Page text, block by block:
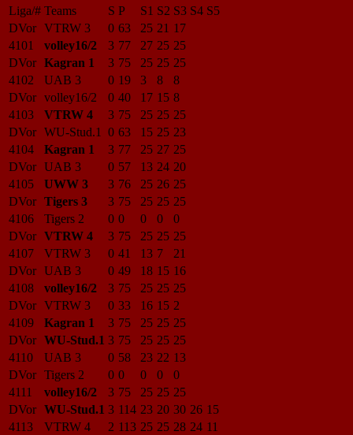
Liga/# Teams S P S1 S2 S3 S4 S5
DVor VTRW 3 0 63 25 21 17
4101
volley16/2 3 77 27 25 25
DVor Kagran 1 3 75 25 25 25
4102
UAB 3 0 19 3 8
8
DVor volley16/2 0 40 17 15 8
4103
VTRW 4 3 75 25 25 25
DVor WU-Stud.1 0 63 15 25 23
4104
Kagran 1 3 77 25 27 25
DVor UAB 3 0 57 13 24 20
4105
UWW 3 3 76 25 26 25
DVor Tigers 3 3 75 25 25 25
4106
Tigers 2 0 0 0 0
0
DVor VTRW 4 3 75 25 25 25
4107
VTRW 3 0 41 13 7
21
DVor UAB 3 0 49 18 15 16
4108
volley16/2 3 75 25 25 25
DVor VTRW 3 0 33 16 15 2
4109
Kagran 1 3 75 25 25 25
DVor WU-Stud.1 3 75 25 25 25
4110
UAB 3 0 58 23 22 13
DVor Tigers 2 0 0 0 0
0
4111
volley16/2 3 75 25 25 25
DVor WU-Stud.1 3 114 23 20 30 26 15
4113
VTRW 4 2 113 25 25 28 24 11